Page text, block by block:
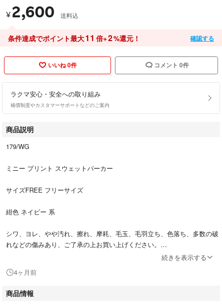
¥ 2,600 送料込
条件達成でポイント最大11 倍+2%還元！ 確認する
いいね 0件 コメント 0件
ラクマ安心・安全への取り組み
補償制度やカスタマーサポートなどのご案内
商品説明
179/WG
ミニー プリント スウェットパーカー
サイズFREE フリーサイズ
紺色 ネイビー 系
シワ、ヨレ、やや汚れ、擦れ、摩耗、毛玉、毛羽立ち、色落ち、多数の破
れなどの傷みあり、ご了承の上お買い上げください。
25c3hmk9k
続きを表示する
4ヶ月前
商品情報